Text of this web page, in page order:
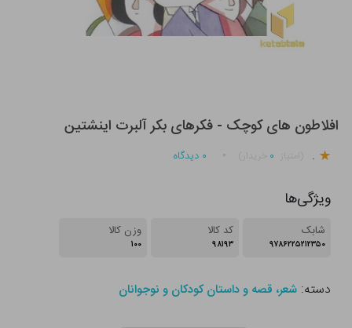
افلاطون های کوچک - فکرهای بکر آلبرت اینشتین
. ۰ ۰ دیدگاه
ویژگی‌ها
شابک
۹۷۸۶۲۲۵۲۱۲۳۵۰
کد کالا
۹۸۱۹۳
وزن کالا
۱۰۰
دسته:شعر، قصه و داستان کودکان و نوجوانان